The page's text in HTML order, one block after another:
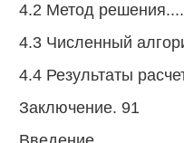
4.2 Метод
4.3 Численный
4.4 Результаты
Заключение. 91